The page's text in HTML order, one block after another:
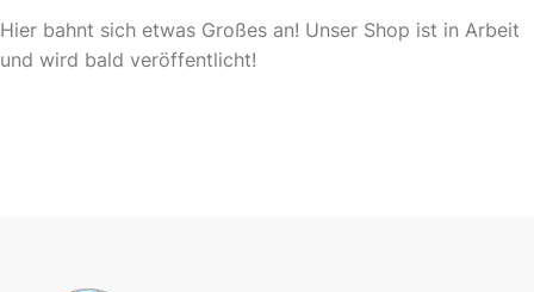
Hier bahnt sich etwas Großes an! Unser Shop ist in Arbeit
und wird bald veröffentlicht!